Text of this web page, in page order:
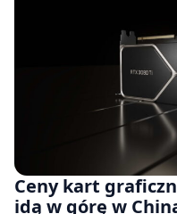
Ceny kart
idą w górę w